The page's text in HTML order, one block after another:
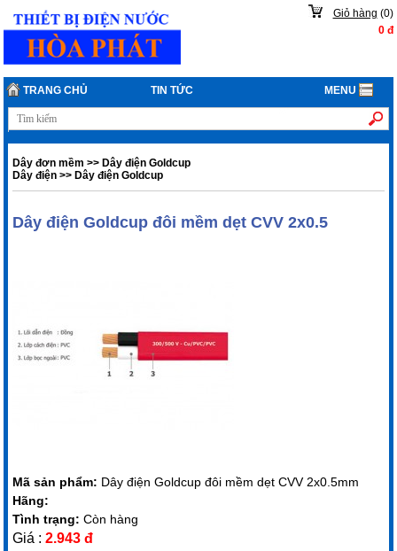
Giỏ hàng (0)
0đ
TRANG CHỦ TIN TỨC MENU
Dây đơn mềm >>Dây điện Goldcup
Dây điện >>Dây điện Goldcup
Dây điện Goldcup đôi mềm dẹt CVV 2x0.5
Mã sản phẩm: Dây điện Goldcup đôi mềm dẹt CVV 2x0.5mm
Hãng:
Tình trạng:Còn hàng
Giá :2.943 đ